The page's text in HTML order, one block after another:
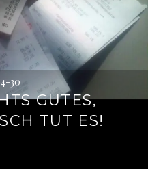
30
GUTES,
TUT ES!